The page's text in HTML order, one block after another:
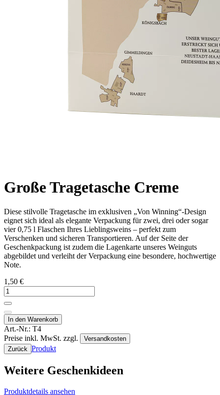
Große Tragetasche Creme
Diese stilvolle Tragetasche im exklusiven „Von Winning“-Design
eignet sich ideal als elegante Verpackung für zwei, drei oder sogar
vier 0,75 l Flaschen Ihres Lieblingsweins – perfekt zum
Verschenken und sicheren Transportieren. Auf der Seite der
Geschenkpackung ist zudem die Lagenkarte unseres Weinguts
abgebildet und verleiht der Verpackung eine besondere, hochwertige
Note.
1,50 €
In den Warenkorb
Art.-Nr.: T4
Preise inkl. MwSt. zzgl.
Versandkosten
Zurück Produkt
Weitere Geschenkideen
Produktdetails ansehen